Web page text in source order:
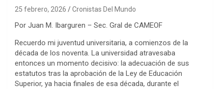
25 febrero, 2026 Cronistas Del Mundo
Por Juan M. Ibarguren – Sec. Gral de CAMEOF
Recuerdo mi juventud universitaria, a comienzos de la
década de los noventa. La universidad atravesaba
entonces un momento decisivo: la adecuación de sus
estatutos tras la aprobación de la Ley de Educación
Superior, ya hacia finales de esa década, durante el